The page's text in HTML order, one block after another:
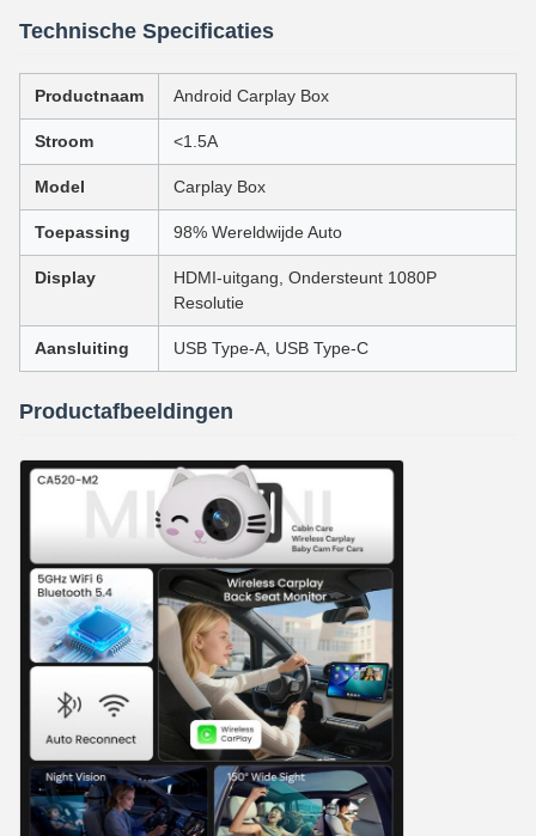
Technische Specificaties
Productnaam Android Carplay Box
Stroom <1.5A
Model Carplay Box
Toepassing 98% Wereldwijde Auto
Display
HDMI-uitgang, Ondersteunt 1080P
Resolutie
Aansluiting USB Type-A, USB Type-C
Productafbeeldingen